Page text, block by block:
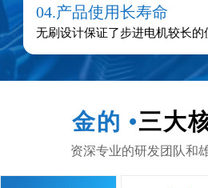
04.产品使用长寿命
无刷设计保证了步进电机较长的
金的 •三大
资深专业的研发团队和